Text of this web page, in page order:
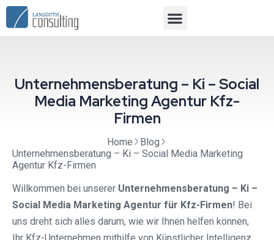
Unternehmensberatung – Ki – Social
Media Marketing Agentur Kfz-
Firmen
Home
Blog
Unternehmensberatung – Ki – Social Media Marketing
Agentur Kfz-Firmen
Willkommen bei unserer Unternehmensberatung – Ki –
Social Media Marketing Agentur für Kfz-Firmen! Bei
uns dreht sich alles darum, wie wir Ihnen helfen können,